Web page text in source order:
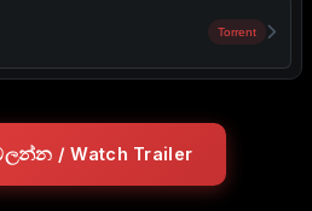
Torrent
/ Watch Trailer